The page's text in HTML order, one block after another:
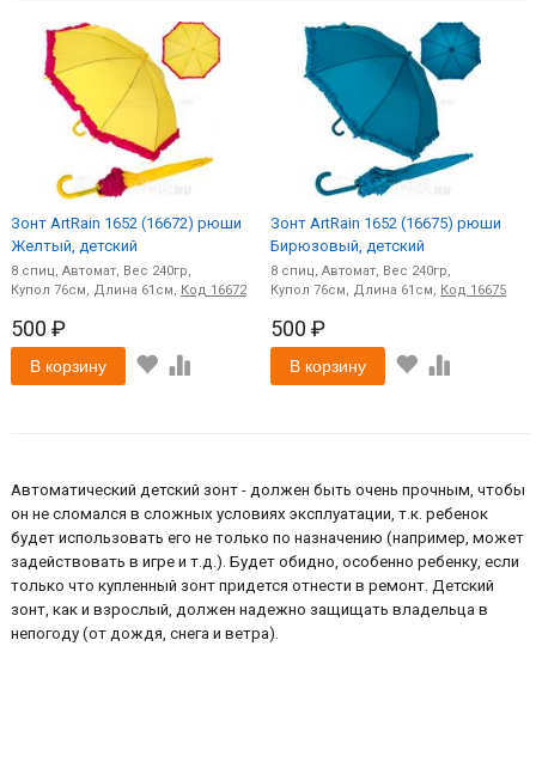
Зонт ArtRain 1652 (16672) рюши
Желтый, детский
8спиц Автомат
240
76
61 Код 16672
500 ₽
В корзину
Зонт ArtRain 1652 (16675) рюши
Бирюзовый, детский
8 спиц Автомат
240
76
61 Код 16675
500 ₽
В корзину
Автоматический детский зонт - должен быть очень прочным, чтобы
он не сломался в сложных условиях эксплуатации, т.к. ребенок
будет использовать его не только по назначению (например, может
задействовать в игре и т.д.). Будет обидно, особенно ребенку, если
только что купленный зонт придется отнести в ремонт. Детский
зонт, как и взрослый, должен надежно защищать владельца в
непогоду (от дождя, снега и ветра).